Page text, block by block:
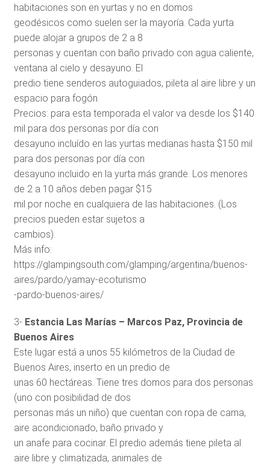
habitaciones son en yurtas y no en domos
geodésicos como suelen ser la mayoría. Cada yurta
puede alojar a grupos de 2 a 8
personas y cuentan con baño privado con agua caliente,
ventana al cielo y desayuno. El
predio tiene senderos autoguiados, pileta al aire libre y un
espacio para fogón.
Precios: para esta temporada el valor va desde los $140
mil para dos personas por día con
desayuno incluído en las yurtas medianas hasta $150 mil
para dos personas por día con
desayuno incluido en la yurta más grande. Los menores
de 2 a 10 años deben pagar $15
mil por noche en cualquiera de las habitaciones. (Los
precios pueden estar sujetos a
cambios).
Más info:
https://glampingsouth.com/glamping/argentina/buenos-
aires/pardo/yamay-ecoturismo
-pardo-buenos-aires/
3- Estancia Las Marías – Marcos Paz, Provincia de
Buenos Aires
Este lugar está a unos 55 kilómetros de la Ciudad de
Buenos Aires, inserto en un predio de
unas 60 hectáreas. Tiene tres domos para dos personas
(uno con posibilidad de dos
personas más un niño) que cuentan con ropa de cama,
aire acondicionado, baño privado y
un anafe para cocinar. El predio además tiene pileta al
aire libre y climatizada, animales de